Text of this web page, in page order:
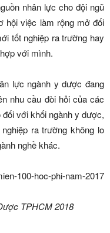
nhân lực cho đội ngũ
hội việc làm rộng mở đối
tốt nghiệp ra trường hay
với mình.
lực ngành y dược đang
nhu cầu đòi hỏi của các
với khối ngành y dược,
ra trường không lo
nghề khác.
TPHCM 2018